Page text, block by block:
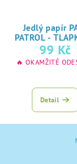
Jedlý papír
PATROL -
PATROLA★
oblíbený
jedlý
99 Kč
🔥 OKAMŽITÉ
Detail